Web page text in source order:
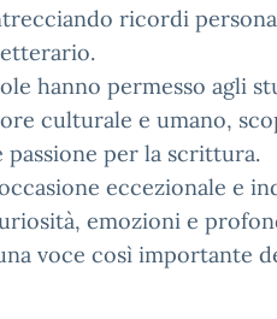
ricordi
hanno permesso agli
culturale e umano,
passione per la scrittura.
eccezionale e
emozioni e
voce così importante